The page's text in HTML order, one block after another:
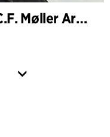
Ny avdelningschef hos C.F. Møller Architects i Köpenhamn